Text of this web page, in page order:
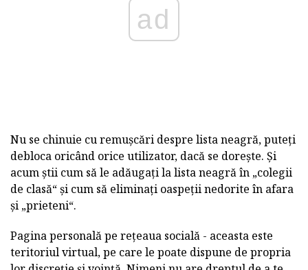
ad
Nu se chinuie cu remușcări despre lista neagră, puteți
debloca oricând orice utilizator, dacă se dorește. Și
acum știi cum să le adăugați la lista neagră în „colegii
de clasă“ și cum să eliminați oaspeții nedorite în afara
și „prieteni“.
Pagina personală pe rețeaua socială - aceasta este
teritoriul virtual, pe care le poate dispune de propria